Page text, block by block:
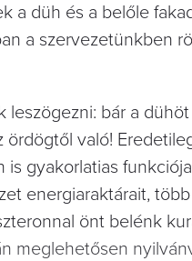
a düh és a belőle
a szervezetünkben
leszögezni: bár a
ördögtől való!
is gyakorlatias
energiaraktárait,
önt belénk
meglehetősen